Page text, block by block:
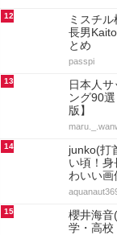
12
ミスチ
長男
とめ
passpi
13
日本人
ング90
版】
14
junko(打
い頃！
わいい画
15
櫻井海音
学・高校